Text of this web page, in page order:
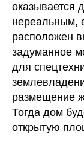
оказывается
нереальным,
расположен
задуманное
для
размещение
Тогда дом
открытую